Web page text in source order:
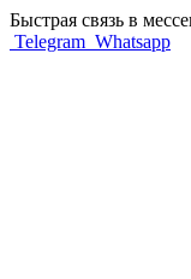
Быстрая связь в
Telegram Whatsapp